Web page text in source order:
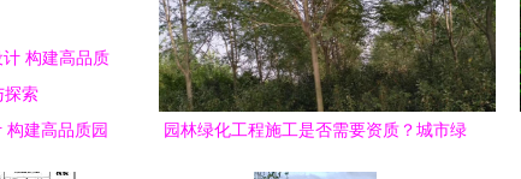
构建高品质园
园林绿化工程施工是否需要资质？城市绿